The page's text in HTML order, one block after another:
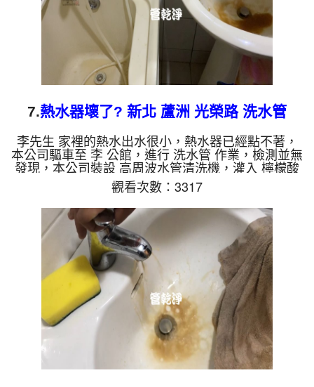
7.熱水器壞了? 新北 蘆洲 光榮路 洗水管
李先生 家裡的熱水出水很小，熱水器已經點不著，
本公司驅車至 李 公館，進行 洗水管 作業，檢測並無
發現，本公司裝設 高周波水管清洗機，灌入 檸檬酸
至水管，等了約15分，開啟 水管清洗機 ，啟動 螺旋
波 模式，一洗水管就噴出黃色髒水，後來變成棕
色，兩個多小時後，清洗乾淨水熱水出水量恢復，熱
水器正常動作了。 如是自來水，如水管老化，會產
生鐵鏽跟泥沙堆積，洗出來的水就會是咖啡色，地下
水含有氧化錳，管壁上會結成黑色管垢，洗出來的水
會跟石油一樣黑，有些洗出綠色的水，是因為裡面有
銅的物質，生鏽產生銅...
觀看次數：3317